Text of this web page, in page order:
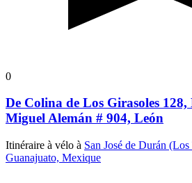
0
De Colina de Los Girasoles
Miguel Alemán # 904, León
Itinéraire à vélo à San José de Durán
Guanajuato, Mexique